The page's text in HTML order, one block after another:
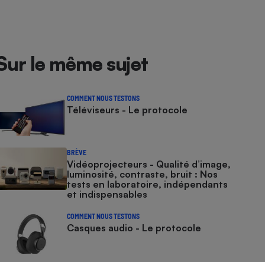
le même sujet
COMMENT NOUS TESTONS
Téléviseurs - Le protocole
BRÈVE
Vidéoprojecteurs - Qualité d’image,
luminosité, contraste, bruit : Nos
tests en laboratoire, indépendants
et indispensables
COMMENT NOUS TESTONS
Casques audio - Le protocole